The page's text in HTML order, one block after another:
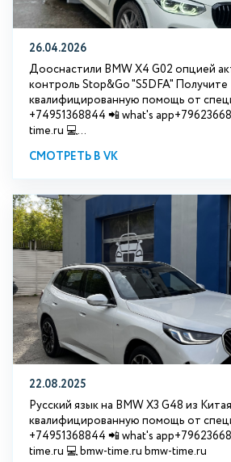
26.04.2026
Дооснастили BMW X4 G02 опцией
контроль Stop&Go "S5DFA" Получите
квалифицированную помощь от
+74951368844 📲 what's
time.ru 💻...
СМОТРЕТЬ В VK
22.08.2025
Русский язык на BMW X3 G48 из
квалифицированную помощь от
+74951368844 📲 what's
time.ru 💻 bmw-time.ru bmw-time.ru